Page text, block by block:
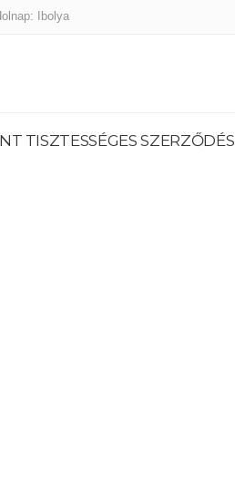
Ibolya
TISZTESSÉGES